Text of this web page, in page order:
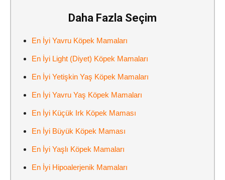
Daha Fazla Seçim
En İyi Yavru Köpek Mamaları
En İyi Light (Diyet) Köpek Mamaları
En İyi Yetişkin Yaş Köpek Mamaları
En İyi Yavru Yaş Köpek Mamaları
En İyi Küçük Irk Köpek Maması
En İyi Büyük Köpek Maması
En İyi Yaşlı Köpek Mamaları
En İyi Hipoalerjenik Mamaları